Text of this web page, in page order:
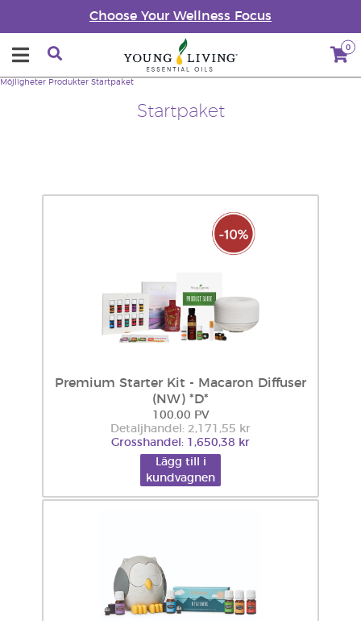
Choose Your Wellness Focus
0
Startpaket
Möjligheter Produkter Startpaket
Premium Starter Kit - Macaron Diffuser
(NW) *D*
100.00 PV
Detaljhandel: 2,171,55 kr
Grosshandel: 1,650,38 kr
Lägg till i
kundvagnen